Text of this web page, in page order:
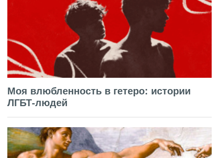
Моя влюбленность в гетеро: истории
ЛГБТ-людей